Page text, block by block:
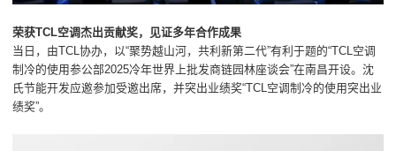
荣获TCL空调杰出贡献奖，见证多年合作成果
当日，由TCL协办，以“聚势越山河，共利新第二代”有利于题的“TCL空调
制冷的使用参公部2025冷年世界上批发商链园林座谈会”在南昌开设。沈
氏节能开发应邀参加受邀出席，并突出业绩奖“TCL空调制冷的使用突出业
绩奖”。